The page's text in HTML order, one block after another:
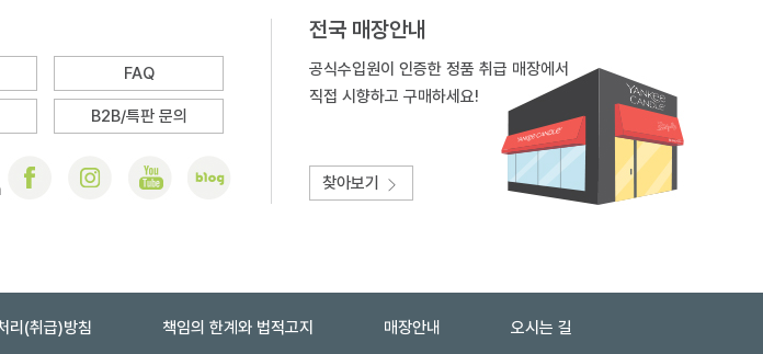
FAQ
B2B/특판 문의
전국 매장안내
공식수입원이 인증한 정품 취급 매장에서
직접 시향하고 구매하세요!
찾아보기
리(취급)방침 책임의 한계와 법적고지 매장안내 오시는 길